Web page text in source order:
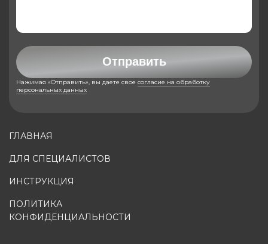
ГЛАВНАЯ
ДЛЯ СПЕЦИАЛИСТОВ
ИНСТРУКЦИЯ
ПОЛИТИКА
КОНФИДЕНЦИАЛЬНОСТИ
Отправить
Нажимая «Отправить», вы даете свое согласие на обработку
персональных данных